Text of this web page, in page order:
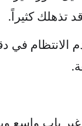
تذهلك كثيراً.
الانتظام في
غير باب واسع